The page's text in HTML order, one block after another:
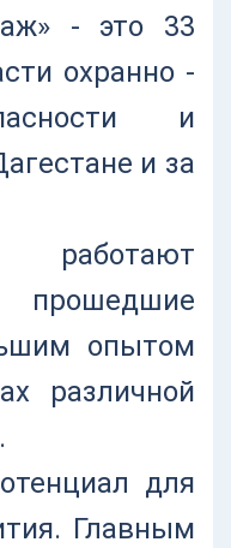
- это 33
охранно -
и
и за
опытом
различной
для
Главным